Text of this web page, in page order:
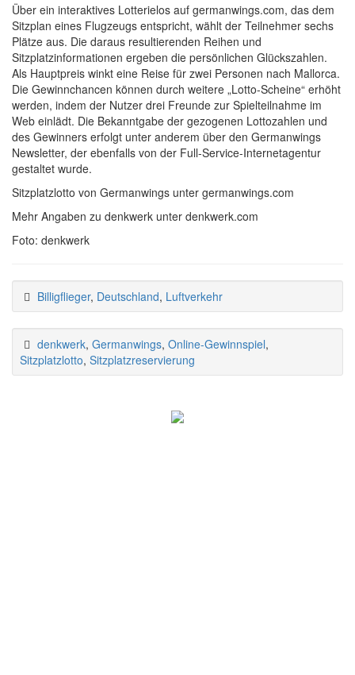
Über ein interaktives Lotterielos auf germanwings.com, das dem
Sitzplan eines Flugzeugs entspricht, wählt der Teilnehmer sechs
Plätze aus. Die daraus resultierenden Reihen und
Sitzplatzinformationen ergeben die persönlichen Glückszahlen.
Als Hauptpreis winkt eine Reise für zwei Personen nach Mallorca.
Die Gewinnchancen können durch weitere „Lotto-Scheine“ erhöht
werden, indem der Nutzer drei Freunde zur Spielteilnahme im
Web einlädt. Die Bekanntgabe der gezogenen Lottozahlen und
des Gewinners erfolgt unter anderem über den Germanwings
Newsletter, der ebenfalls von der Full-Service-Internetagentur
gestaltet wurde.
Sitzplatzlotto von Germanwings unter germanwings.com
Mehr Angaben zu denkwerk unter denkwerk.com
Foto: denkwerk
Billigflieger, Deutschland, Luftverkehr
denkwerk, Germanwings, Online-Gewinnspiel,
Sitzplatzlotto, Sitzplatzreservierung